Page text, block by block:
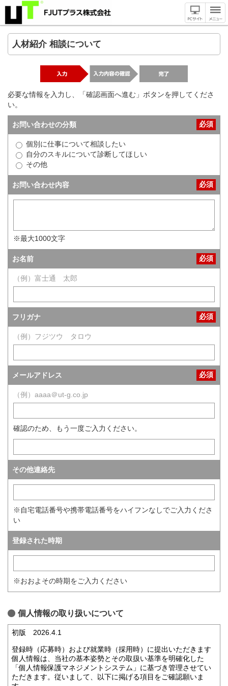
人材紹介 相談について
必要な情報を入力し、「確認画面へ進む」ボタンを押してくださ
い。
お問い合わせの分類 必須
個別に仕事について相談したい
自分のスキルについて診断してほしい
その他
お問い合わせ内容 必須
※最大1000文字
お名前 必須
（例）富士通 太郎
フリガナ 必須
（例）フジツウ タロウ
メールアドレス 必須
（例）aaaa＠ut-g.co.jp
確認のため、もう一度ご入力ください。
その他連絡先
※自宅電話番号や携帯電話番号をハイフンなしでご入力くださ
い
登録された時期
※おおよその時期をご入力ください
個人情報の取り扱いについて